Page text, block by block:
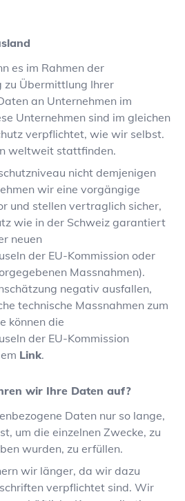
es im Rahmen der
Übermittlung Ihrer
an Unternehmen im
Unternehmen sind im gleichen
verpflichtet, wie wir selbst.
weltweit stattfinden.
nicht demjenigen
wir eine vorgängige
und stellen vertraglich sicher,
wie in der Schweiz garantiert
neuen
der EU-Kommission oder
Massnahmen).
negativ ausfallen,
technische Massnahmen zum
können die
der EU-Kommission
Link.
wir Ihre Daten auf?
Daten nur so lange,
um die einzelnen Zwecke, zu
wurden, zu erfüllen.
wir länger, da wir dazu
verpflichtet sind. Wir